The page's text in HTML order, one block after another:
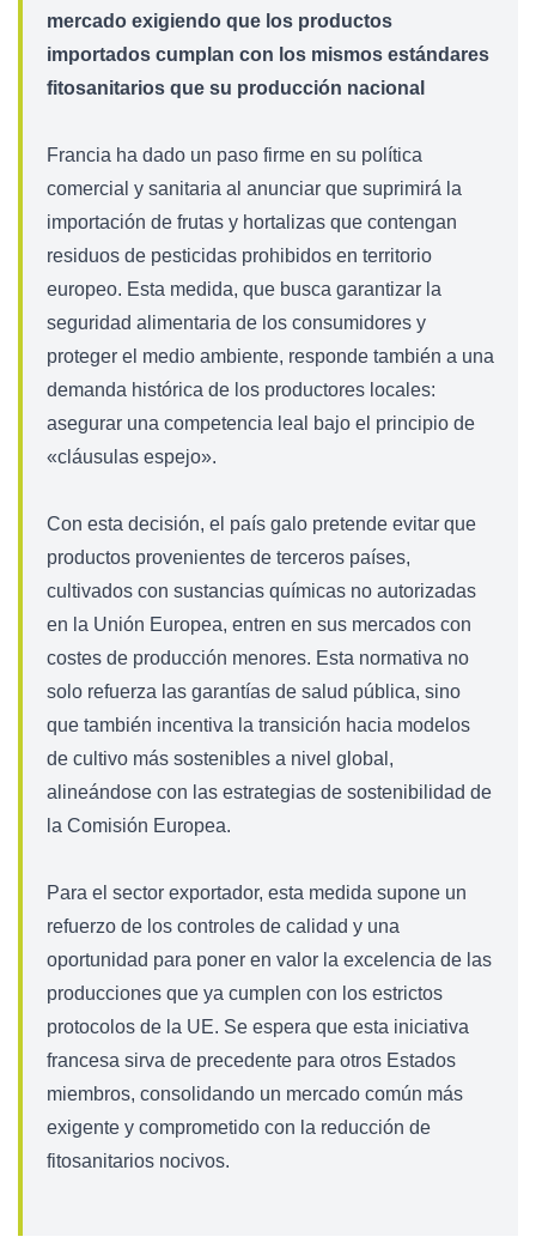
mercado exigiendo que los productos
importados cumplan con los mismos estándares
fitosanitarios que su producción nacional
Francia ha dado un paso firme en su política
comercial y sanitaria al anunciar que suprimirá la
importación de frutas y hortalizas que contengan
residuos de pesticidas prohibidos en territorio
europeo. Esta medida, que busca garantizar la
seguridad alimentaria de los consumidores y
proteger el medio ambiente, responde también a una
demanda histórica de los productores locales:
asegurar una competencia leal bajo el principio de
«cláusulas espejo».
Con esta decisión, el país galo pretende evitar que
productos provenientes de terceros países,
cultivados con sustancias químicas no autorizadas
en la Unión Europea, entren en sus mercados con
costes de producción menores. Esta normativa no
solo refuerza las garantías de salud pública, sino
que también incentiva la transición hacia modelos
de cultivo más sostenibles a nivel global,
alineándose con las estrategias de sostenibilidad de
la Comisión Europea.
Para el sector exportador, esta medida supone un
refuerzo de los controles de calidad y una
oportunidad para poner en valor la excelencia de las
producciones que ya cumplen con los estrictos
protocolos de la UE. Se espera que esta iniciativa
francesa sirva de precedente para otros Estados
miembros, consolidando un mercado común más
exigente y comprometido con la reducción de
fitosanitarios nocivos.